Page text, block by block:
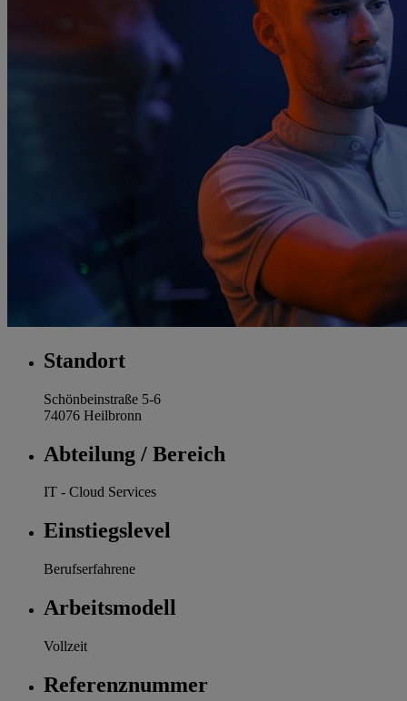
Standort
Schönbeinstraße 5-6
74076 Heilbronn
Abteilung / Bereich
IT - Cloud Services
Einstiegslevel
Berufserfahrene
Arbeitsmodell
Vollzeit
Referenznummer